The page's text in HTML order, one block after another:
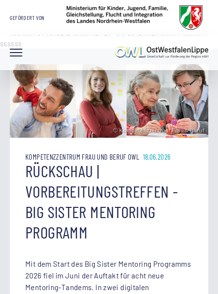
GEFÖRDERT VON
OWL GMBH
ARBEITSMARKT UND BILDUNG
KOMPETENZZENTRUM FRAU UND BERUF OWL
RÜCKSCHAU | VORBEREITUNGSTREFFEN - BIG SISTER MENTORING PROGRAMM
ssssss
© Kompetenzzentrum Frau & Beruf
KOMPETENZZENTRUM FRAU UND BERUF OWL 18.06.2026
RÜCKSCHAU |
VORBEREITUNGSTREFFEN -
BIG SISTER MENTORING
PROGRAMM
Mit dem Start des Big Sister Mentoring Programms
2026 fiel im Juni der Auftakt für acht neue
Mentoring-Tandems. In zwei digitalen